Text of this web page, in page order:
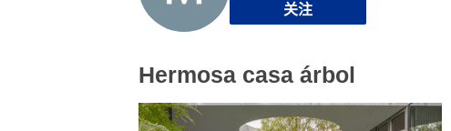
关注
Hermosa casa árbol